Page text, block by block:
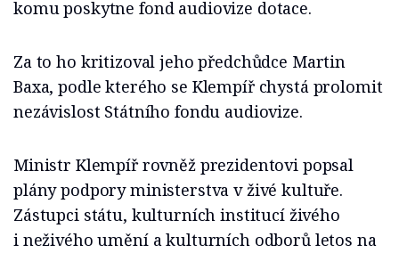
komu poskytne fond audiovize dotace.
Za to ho kritizoval jeho předchůdce Martin
Baxa, podle kterého se Klempíř chystá prolomit
nezávislost Státního fondu audiovize.
Ministr Klempíř rovněž prezidentovi popsal
plány podpory ministerstva v živé kultuře.
Zástupci státu, kulturních institucí živého
i neživého umění a kulturních odborů letos na